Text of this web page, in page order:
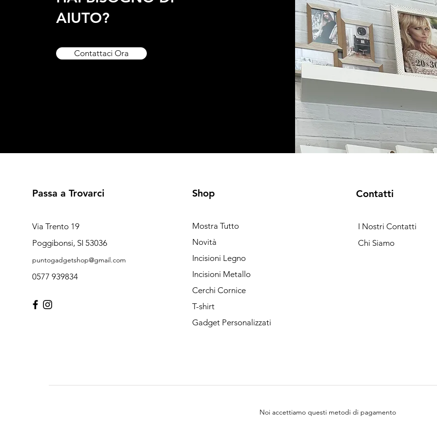
AIUTO?
Contattaci Ora
Passa a Trovarci
Via Trento 19
Poggibonsi, SI 53036
puntogadgetshop@gmail.com
0577 939834
Shop
Mostra Tutto
Novità
Incisioni Legno
Incisioni Metallo
Cerchi Cornice
T-shirt
Gadget Personalizzati
Contatti
I Nostri Contatti
Chi Siamo
Noi accettiamo questi metodi di pagamento